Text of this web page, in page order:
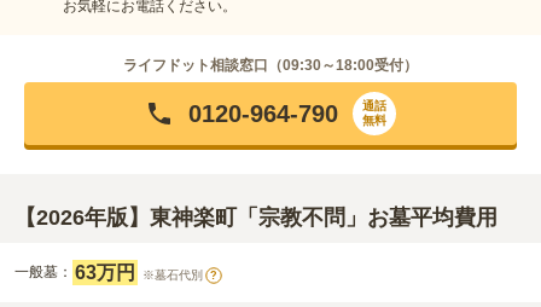
お気軽にお電話ください。
ライフドット相談窓口（09:30～18:00受付）
0120-964-790
通話
無料
【2026年版】東神楽町「宗教不問」お墓平均費用
一般墓： 63万円 ※墓石代別 ?